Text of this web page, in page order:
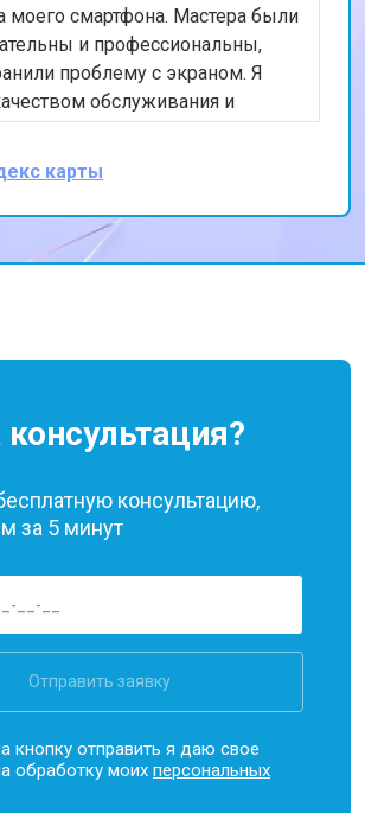
моего смартфона. Мастера были
и профессиональны,
проблему с экраном. Я
обслуживания и
работы. Мой телефон
безупречно. Спасибо за
карты
консультацию,
за 5 минут
Отправить заявку
кнопку отправить я даю свое
обработку моихперсональных